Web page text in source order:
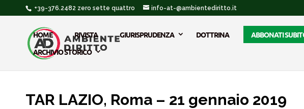
+39-376.2482 zero sette quattro info-at-@ambientediritto.it
HOME RIVISTA GIURISPRUDENZA DOTTRINA ABBONATI
ARCHIVIO STORICO
TAR LAZIO, Roma – 21 gennaio 2019